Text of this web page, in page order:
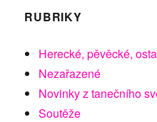
RUBRIKY
Herecké, pěvěcké,
Nezařazené
Novinky z tanečního
Soutěže